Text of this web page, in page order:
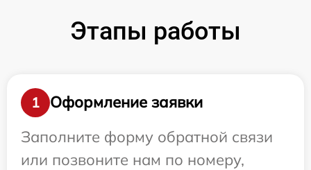
Этапы работы
1
Оформление заявки
Заполните форму обратной связи
или позвоните нам по номеру,